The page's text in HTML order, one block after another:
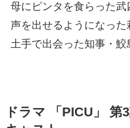
母にピンタを食らった武
声を出せるようになった
土手で出会った知事・鮫
ドラマ 「PICU」